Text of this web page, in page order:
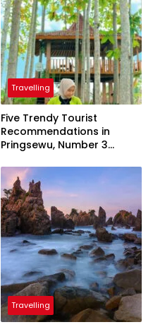
Travelling
Five Trendy Tourist
Recommendations in
Pringsewu, Number 3
President
Travelling